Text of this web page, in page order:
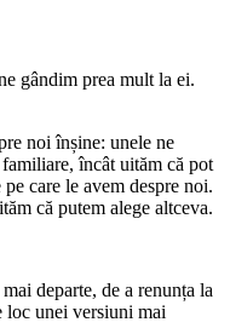
gândim prea mult la ei.
noi înșine: unele ne
încât uităm că pot
care le avem despre noi.
că putem alege altceva.
departe, de a renunța la
loc unei versiuni mai